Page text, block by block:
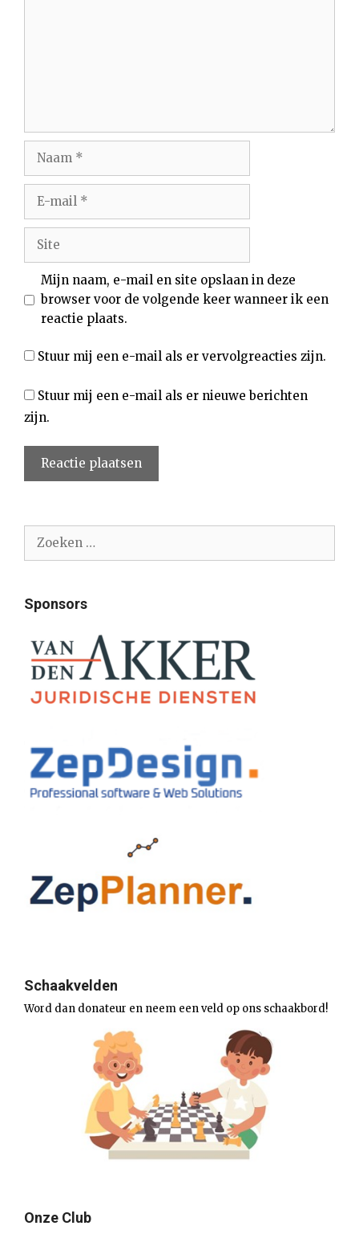
Naam
Site
Mijn naam, e-mail en site opslaan in deze
browser voor de volgende keer wanneer ik een
reactie plaats.
Stuur mij een e-mail als er vervolgreacties zijn.
Stuur mij een e-mail als er nieuwe berichten
zijn.
naar:
Sponsors
Schaakvelden
Word dan donateur en neem een veld op ons schaakbord!
Onze Club